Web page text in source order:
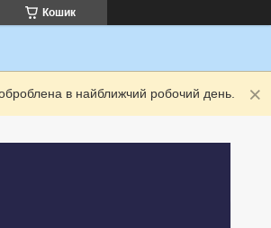
Кошик
в найближчий робочий день.